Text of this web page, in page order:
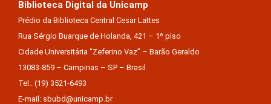
Biblioteca Digital da Unicamp
Prédio da Biblioteca Central Cesar Lattes
Rua Sérgio Buarque de Holanda, 421 – 1º piso
Cidade Universitária “Zeferino Vaz” – Barão Geraldo
13083-859 – Campinas – SP – Brasil
Tel.: (19) 3521-6493
E-mail: sbubd@unicamp.br